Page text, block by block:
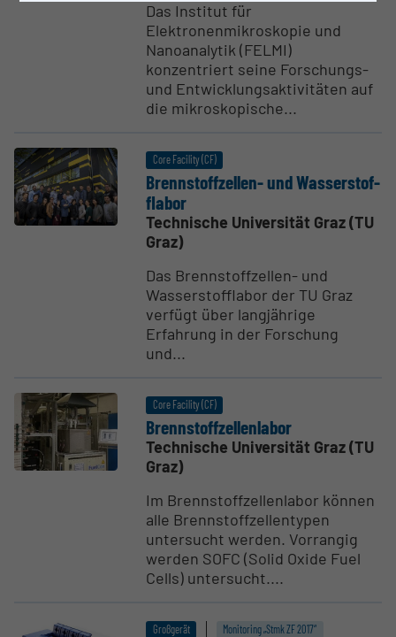
Das Institut für
Elektronenmikroskopie und
Nanoanalytik (FELMI)
konzentriert seine Forschungs-
und Entwicklungsaktivitäten auf
die mikroskopische...
Core Facility (CF)
Brenn­stoff­zellen- und Wasser­stof­
flabor
Technische Universität Graz (TU
Graz)
Das Brennstoffzellen- und
Wasserstofflabor der TU Graz
verfügt über langjährige
Erfahrung in der Forschung
und...
Core Facility (CF)
Brenn­stoff­zel­len­labor
Technische Universität Graz (TU
Graz)
Im Brennstoffzellenlabor können
alle Brennstoffzellentypen
untersucht werden. Vorrangig
werden SOFC (Solid Oxide Fuel
Cells) untersucht....
Großgerät Monitoring „Stmk ZF 2017“